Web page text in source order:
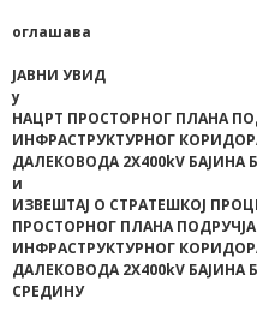
оглашава
ЈАВНИ УВИД
у
НАЦРТ ПРОСТОРНОГ ПЛАНА
ИНФРАСТРУКТУРНОГ
ДАЛЕКОВОДА 2Х400kV БАЈИНА
и
ИЗВЕШТАЈ О СТРАТЕШКОЈ
ПРОСТОРНОГ ПЛАНА
ИНФРАСТРУКТУРНОГ
ДАЛЕКОВОДА 2Х400kV
СРЕДИНУ